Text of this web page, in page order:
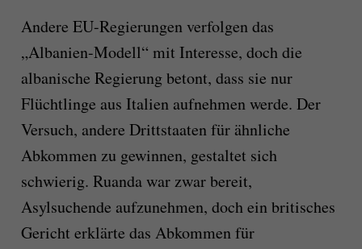
Andere EU-Regierungen verfolgen das
„Albanien-Modell“ mit Interesse, doch die
albanische Regierung betont, dass sie nur
Flüchtlinge aus Italien aufnehmen werde. Der
Versuch, andere Drittstaaten für ähnliche
Abkommen zu gewinnen, gestaltet sich
schwierig. Ruanda war zwar bereit,
Asylsuchende aufzunehmen, doch ein britisches
Gericht erklärte das Abkommen für